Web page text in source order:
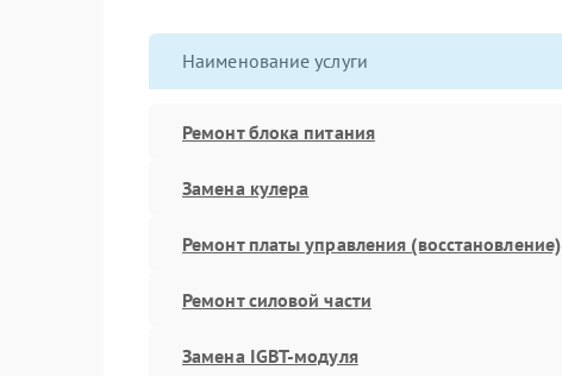
Наименование услуги
Ремонт блока питания
Замена кулера
Ремонт платы управления (восстановление)
Ремонт силовой части
Замена IGBT-модуля